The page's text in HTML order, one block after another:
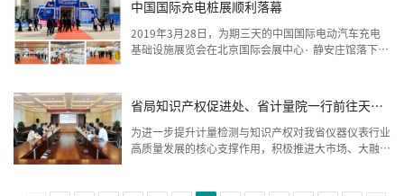
中国国际充电桩展顺利落幕
2019年3月28日，为期三天的中国国际电动汽车充电
基础设施展览会在北京国际会展中心· 静安庄馆落下帷
革”为主题，现场参展企业近120家，展览面积达100
00平米，参观人数逾12000人次，可谓充电桩行业总
体的一次盛会。
省局知识产权促进处、省计量院一行前往天恒
测控开展联合调研
为进一步提升计量检测与知识产权对我省仪器仪表行业
高质量发展的核心支撑作用，积极推进大市场、大融